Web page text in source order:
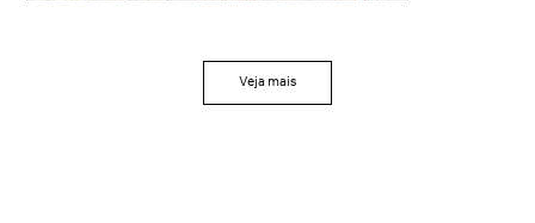
Veja mais